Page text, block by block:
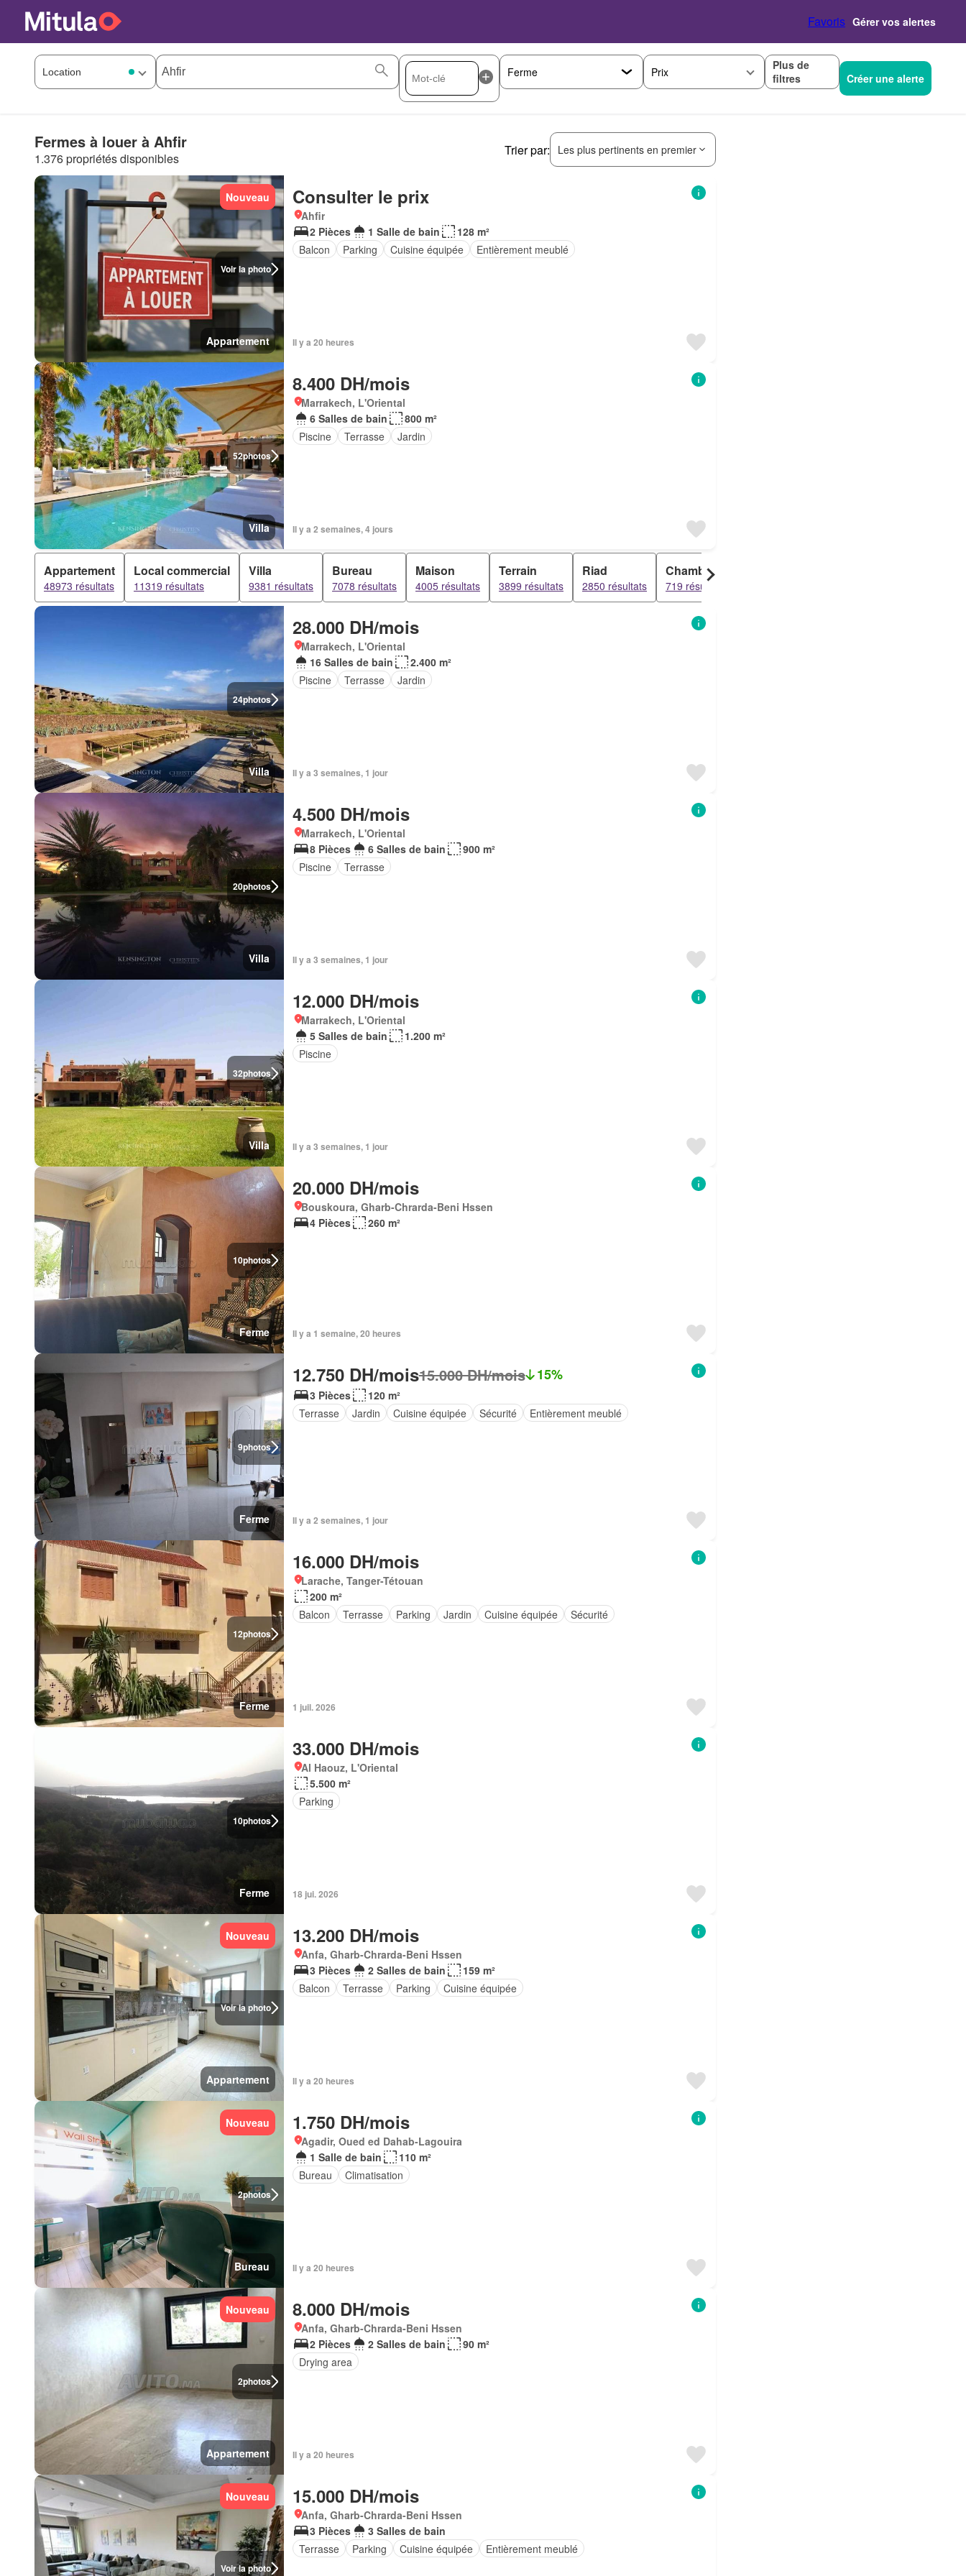
Favoris Gérer vos alertes
Prix
Plus de
filtres
Créer une alerte
Fermes à louer à Ahfir
1.376 propriétés disponibles
Trier par: Les plus pertinents en premier
Voir la photo
Nouveau
Appartement
Consulter le prix
Ahfir
2 Pièces
1 Salle de bain
128 m²
Balcon
Parking Cuisine équipée Entièrement meublé
Il y a 20 heures
52photos
Villa
8.400 DH/mois
Marrakech, L'Oriental
6 Salles de bain
800 m²
Piscine
Terrasse Jardin
Il y a 2 semaines, 4 jours
Appartement
48973 résultats
Local commercial
11319 résultats
Villa
9381 résultats
Bureau
7078 résultats
Maison
4005 résultats
Terrain
3899 résultats
Riad
2850 résultats
Chambre
719 résultats
24photos
Villa
28.000 DH/mois
Marrakech, L'Oriental
16 Salles de bain
2.400 m²
Piscine
Terrasse Jardin
Il y a 3 semaines, 1 jour
20photos
Villa
4.500 DH/mois
Marrakech, L'Oriental
8 Pièces
6 Salles de bain
900 m²
Piscine
Terrasse
Il y a 3 semaines, 1 jour
32photos
Villa
12.000 DH/mois
Marrakech, L'Oriental
5 Salles de bain
1.200 m²
Piscine
Il y a 3 semaines, 1 jour
10photos
Ferme
20.000 DH/mois
Bouskoura, Gharb-Chrarda-Beni Hssen
4 Pièces
260 m²
Il y a 1 semaine, 20 heures
9photos
Ferme
12.750 DH/mois15.000 DH/mois 15%
3 Pièces
120 m²
Terrasse
Jardin Cuisine équipée Sécurité Entièrement meublé
Il y a 2 semaines, 1 jour
12photos
Ferme
16.000 DH/mois
Larache, Tanger-Tétouan
200 m²
Balcon
Terrasse Parking Jardin Cuisine équipée Sécurité
1 juil. 2026
10photos
Ferme
33.000 DH/mois
Al Haouz, L'Oriental
5.500 m²
Parking
18 jui. 2026
Voir la photo
Nouveau
Appartement
13.200 DH/mois
Anfa, Gharb-Chrarda-Beni Hssen
3 Pièces
2 Salles de bain
159 m²
Balcon
Terrasse Parking Cuisine équipée
Il y a 20 heures
2photos
Nouveau
Bureau
1.750 DH/mois
Agadir, Oued ed Dahab-Lagouira
1 Salle de bain
110 m²
Bureau
Climatisation
Il y a 20 heures
2photos
Nouveau
Appartement
8.000 DH/mois
Anfa, Gharb-Chrarda-Beni Hssen
2 Pièces
2 Salles de bain
90 m²
Drying area
Il y a 20 heures
Voir la photo
Nouveau 15.000 DH/mois
Anfa, Gharb-Chrarda-Beni Hssen
3 Pièces
3 Salles de bain
Terrasse
Parking Cuisine équipée Entièrement meublé